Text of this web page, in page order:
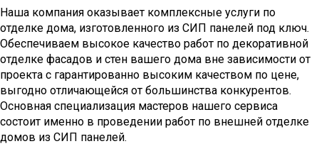
Наша компания оказывает комплексные услуги по
отделке дома, изготовленного из СИП панелей под ключ.
Обеспечиваем высокое качество работ по декоративной
отделке фасадов и стен вашего дома вне зависимости от
проекта с гарантированно высоким качеством по цене,
выгодно отличающейся от большинства конкурентов.
Основная специализация мастеров нашего сервиса
состоит именно в проведении работ по внешней отделке
домов из СИП панелей.